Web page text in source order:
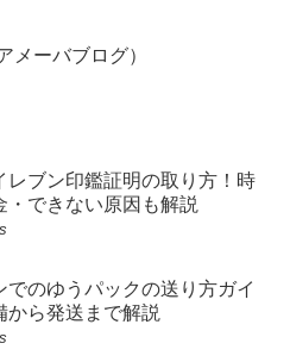
メーバブログ）
レブン印鑑証明の取り方！時
・できない原因も解説
でのゆうパックの送り方ガイ
から発送まで解説